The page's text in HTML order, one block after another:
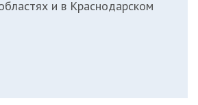
и в Краснодарском